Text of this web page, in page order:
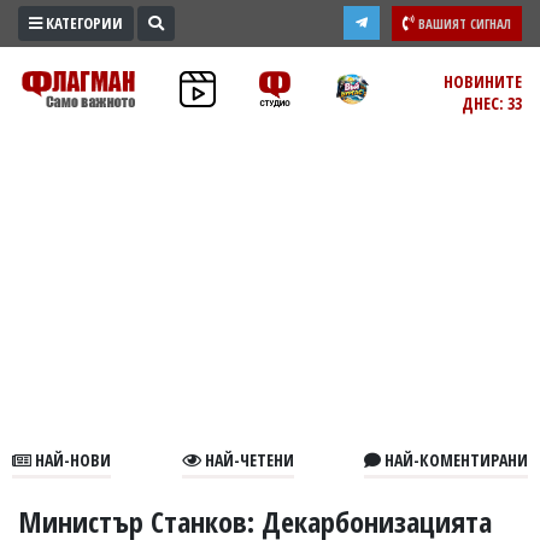
ПРОМО
ЗОНА
В
КАТЕГОРИИ ВАШИЯТ СИГНАЛ
НОВИНИТЕ
ДНЕС: 33
НАЙ-НОВИ НАЙ-ЧЕТЕНИ НАЙ-КОМЕНТИРАНИ
Министър Станков: Декарбонизацията